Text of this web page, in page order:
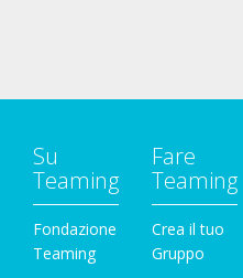
Su
Teaming
Fondazione
Teaming
Fare
Teaming
Crea il tuo
Gruppo